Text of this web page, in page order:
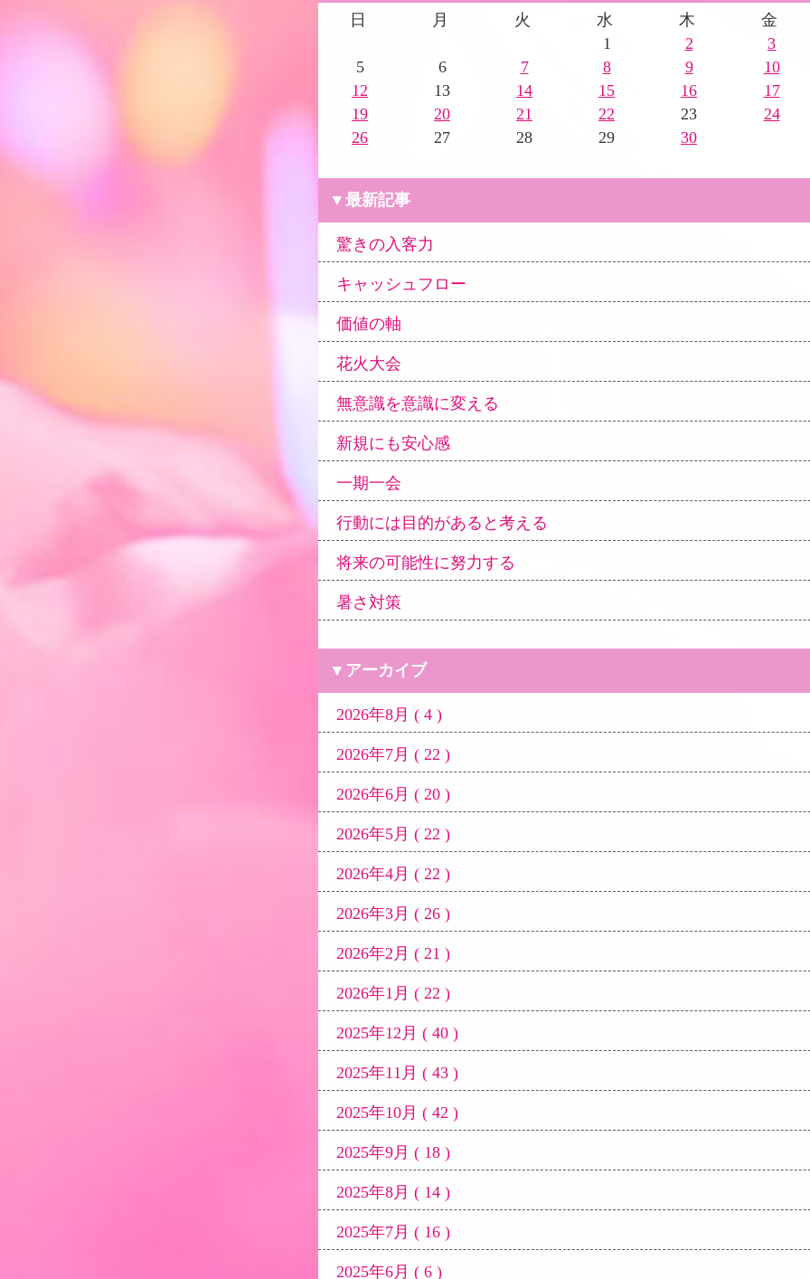
日 月 火 水 木
金
1
2
3
5
6 7 8 9
10
12
13 14 15 16
17
19
20 21 22 23
24
26
27 28 29 30
▼最新記事
驚きの入客力
キャッシュフロー
価値の軸
花火大会
無意識を意識に変える
新規にも安心感
一期一会
行動には目的があると考える
将来の可能性に努力する
暑さ対策
▼アーカイブ
2026年8月 ( 4 )
2026年7月 ( 22 )
2026年6月 ( 20 )
2026年5月 ( 22 )
2026年4月 ( 22 )
2026年3月 ( 26 )
2026年2月 ( 21 )
2026年1月 ( 22 )
2025年12月 ( 40 )
2025年11月 ( 43 )
2025年10月 ( 42 )
2025年9月 ( 18 )
2025年8月 ( 14 )
2025年7月 ( 16 )
2025年6月 ( 6 )